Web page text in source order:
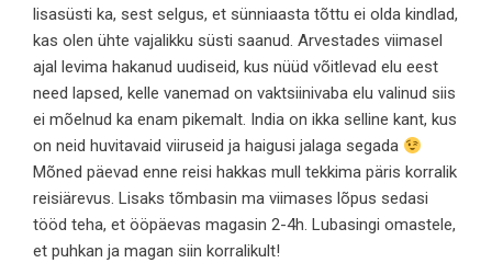
lisasüsti ka, sest selgus, et sünniaasta tõttu ei olda kindlad,
kas olen ühte vajalikku süsti saanud. Arvestades viimasel
ajal levima hakanud uudiseid, kus nüüd võitlevad elu eest
need lapsed, kelle vanemad on vaktsiinivaba elu valinud siis
ei mõelnud ka enam pikemalt. India on ikka selline kant, kus
on neid huvitavaid viiruseid ja haigusi jalaga segada
Mõned päevad enne reisi hakkas mull tekkima päris korralik
reisiärevus. Lisaks tõmbasin ma viimases lõpus sedasi
tööd teha, et ööpäevas magasin 2-4h. Lubasingi omastele,
et puhkan ja magan siin korralikult!